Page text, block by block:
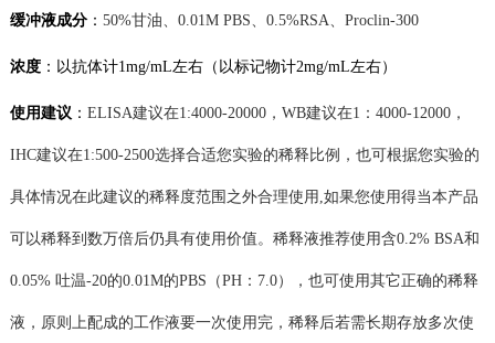
缓冲液成分： 50%甘油、 0.01M PBS、 0.5%RSA Proclin-300
浓度： 以抗体计1mg/mL左右（以标记物计2mg/mL左右）
使用建议 ： ELISA建议在1:4000-20000， WB建议在1： 4000-12000，
IHC建议在1:500-2500选择合适您实验的稀释比例，也可根据您实验的
具体情况在此建议的稀释度范围之外合理使用 ,如果您使用得当本产品
可以稀释到 数万倍后仍具有使用价值。 稀释液推荐使用含0.2% BSA和
0.05% 吐温-20的0.01M的PBS（PH：7.0），也可使用其它正确的稀释
液，原则上配成的工作液要一次使用完， 稀释后若需长期存放多次使